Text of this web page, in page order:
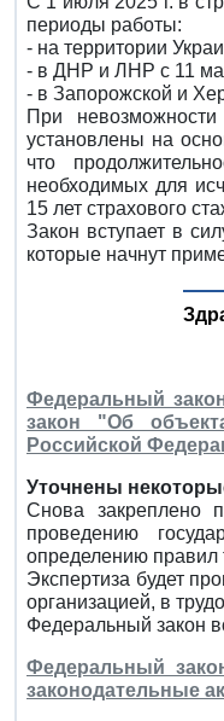
периоды работы:
- на территории
- в ДНР и ЛНР с 11
- в Запорожской и
При
установлены на
что
необходимых для
15 лет страхового
Закон вступает в
которые начнут
Федеральный
закон "Об
Российской
Уточнены
Снова закреплено
проведению
определению правил
Экспертиза будет
организацией, в
Федеральный закон
Федеральный
законодательные